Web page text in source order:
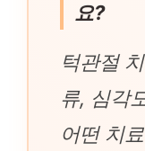
요?
턱관절
류, 심각
어떤 치